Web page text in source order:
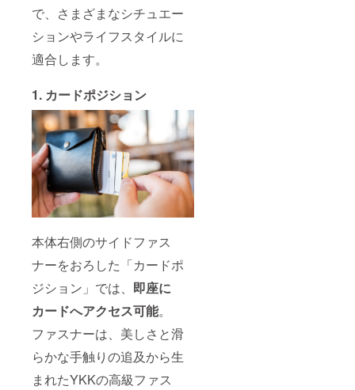
で、さまざまなシチュエー
ションやライフスタイルに
適合します。
1. カードポジション
本体右側のサイドファス
ナーをおろした「カードポ
ジション」では、 即座に
カードへアクセス可能。
ファスナーは、美しさと滑
らかな手触りの追及から生
まれたYKKの高級ファス